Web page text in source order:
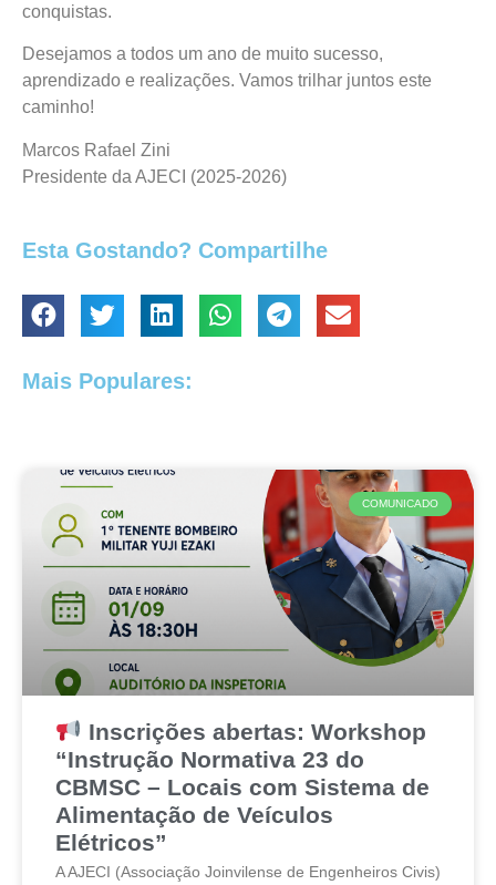
conquistas.
Desejamos a todos um ano de muito sucesso,
aprendizado e realizações. Vamos trilhar juntos este
caminho!
Marcos Rafael Zini
Presidente da AJECI (2025-2026)
Esta Gostando? Compartilhe
Mais Populares:
COMUNICADO
Inscrições abertas: Workshop
“Instrução Normativa 23 do
CBMSC – Locais com Sistema de
Alimentação de Veículos
Elétricos”
A AJECI (Associação Joinvilense de Engenheiros Civis)